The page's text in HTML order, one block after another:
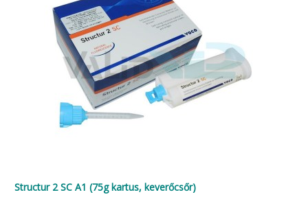
Structur 2 SC A1 (75g kartus, keverőcsőr)